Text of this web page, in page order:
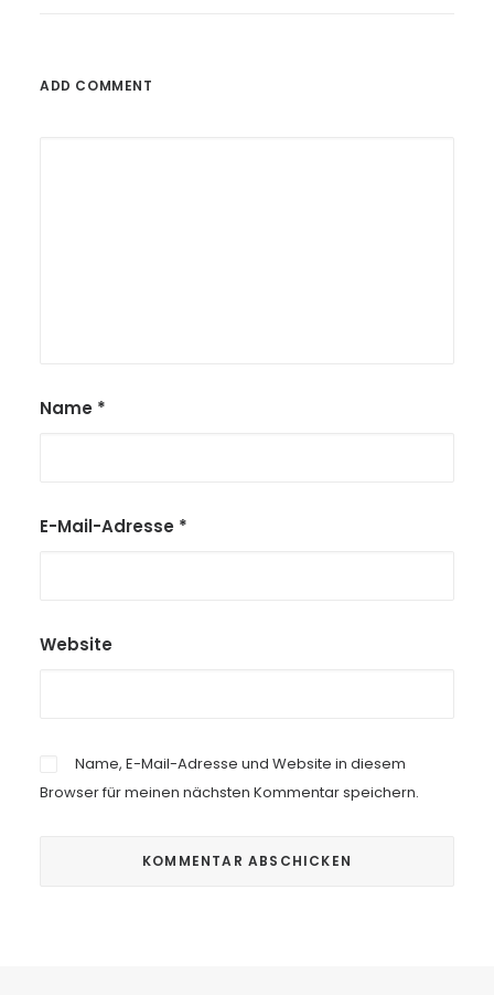
ADD COMMENT
Name *
E-Mail-Adresse *
Website
Name, E-Mail-Adresse und Website in diesem
Browser für meinen nächsten Kommentar speichern.